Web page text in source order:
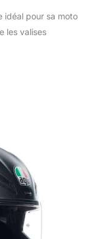
idéal pour sa moto
les valises